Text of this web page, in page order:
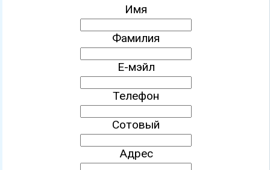
Имя
Фамилия
Е-мэйл
Телефон
Сотовый
Адрес